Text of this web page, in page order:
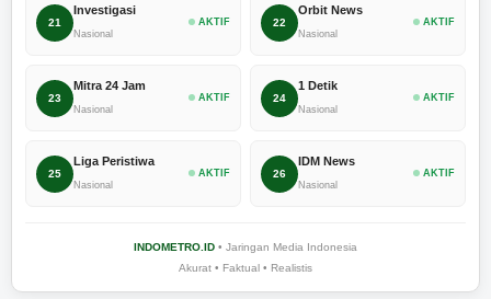
21
Investigasi
Nasional
AKTIF 22
Orbit News
Nasional
AKTIF
23
Mitra 24 Jam
Nasional
AKTIF 24
1 Detik
Nasional
AKTIF
25
Liga Peristiwa
Nasional
AKTIF 26
IDM News
Nasional
AKTIF
INDOMETRO.ID • Jaringan Media Indonesia
Akurat • Faktual • Realistis